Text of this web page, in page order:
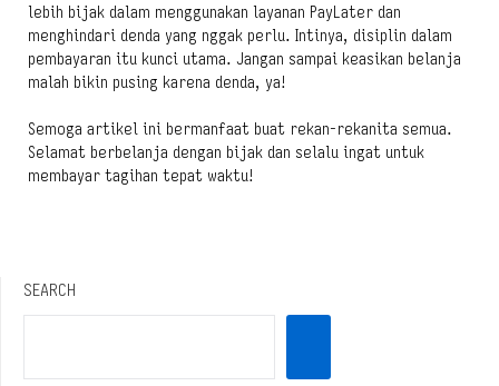
lebih bijak dalam menggunakan layanan PayLater dan
menghindari denda yang nggak perlu. Intinya, disiplin dalam
pembayaran itu kunci utama. Jangan sampai keasikan belanja
malah bikin pusing karena denda, ya!
Semoga artikel ini bermanfaat buat rekan-rekanita semua.
Selamat berbelanja dengan bijak dan selalu ingat untuk
membayar tagihan tepat waktu!
SEARCH